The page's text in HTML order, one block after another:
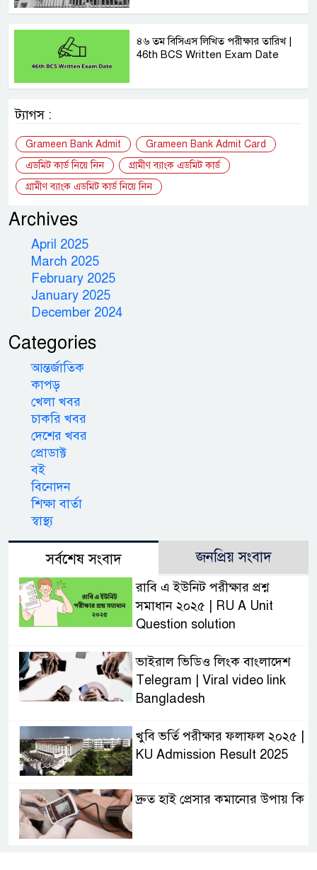
৪৬ তম বিসিএস লিখিত পরীক্ষার তারিখ |
46th BCS Written Exam Date
ট্যাগস :
Grameen Bank Admit
Grameen Bank Admit Card
এডমিট কার্ড নিয়ে নিন
গ্রামীণ ব্যাংক এডমিট কার্ড
গ্রামীণ ব্যাংক এডমিট কার্ড নিয়ে নিন
Archives
April 2025
March 2025
February 2025
January 2025
December 2024
Categories
আন্তর্জাতিক
কাপড়
খেলা খবর
চাকরি খবর
দেশের খবর
প্রোডাক্ট
বই
বিনোদন
শিক্ষা বার্তা
স্বাস্থ্য
সর্বশেষ সংবাদ জনপ্রিয় সংবাদ
রাবি এ ইউনিট পরীক্ষার প্রশ্ন
সমাধান ২০২৫ | RU A Unit
Question solution
ভাইরাল ভিডিও লিংক বাংলাদেশ
Telegram | Viral video link
Bangladesh
খুবি ভর্তি পরীক্ষার ফলাফল ২০২৫ |
KU Admission Result 2025
দ্রুত হাই প্রেসার কমানোর উপায় কি